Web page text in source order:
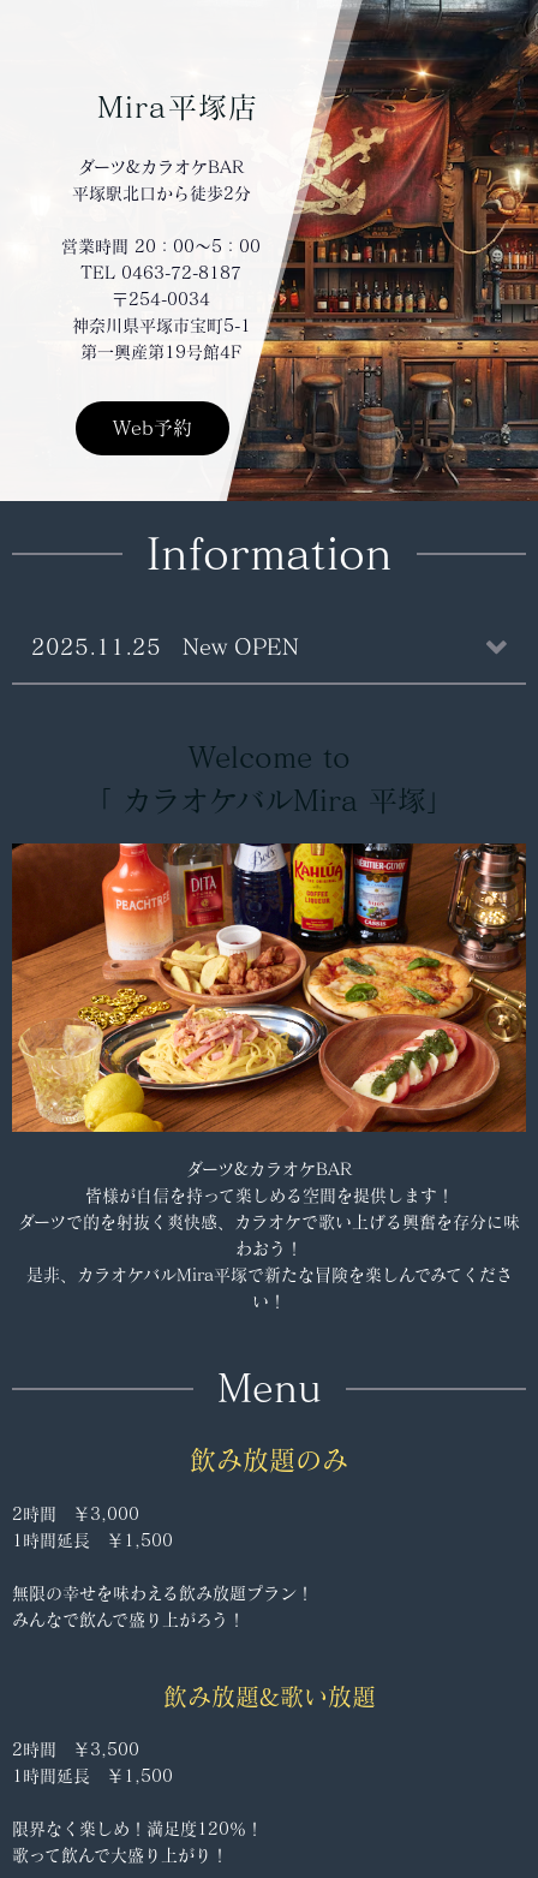
Mira平塚店
ダーツ&カラオケBAR
平塚駅北口から徒歩2分
営業時間 20：00～5：00
TEL 0463-72-8187
〒254-0034
神奈川県平塚市宝町5-1
第一興産第19号館4F
Web予約
Information
2025.11.25 New OPEN
Welcome to
「 カラオケバルMira 平塚」
ダーツ&カラオケBAR
皆様が自信を持って楽しめる空間を提供します！
ダーツで的を射抜く爽快感、カラオケで歌い上げる興奮を存分に味
わおう！
是非、カラオケバルMira平塚で新たな冒険を楽しんでみてくださ
い！
Menu
飲み放題のみ
2時間 ￥3,000
1時間延長 ￥1,500
無限の幸せを味わえる飲み放題プラン！
みんなで飲んで盛り上がろう！
飲み放題&歌い放題
2時間 ￥3,500
1時間延長 ￥1,500
限界なく楽しめ！満足度120％！
歌って飲んで大盛り上がり！